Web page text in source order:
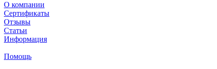
О компании
Сертификаты
Отзывы
Статьи
Информация
Помощь